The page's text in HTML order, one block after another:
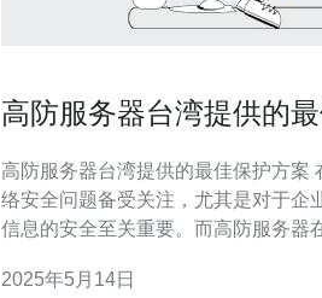
高防服务器台湾提供的
高防服务器台湾提供的最佳保护方案 在当今信息时代，网
络安全问题备受关注，尤其是对于企
信息的安全至关重要。而高防服务器
提供的最佳保护方案。 高防服务器是一种具有强大的防御
2025年5月14日